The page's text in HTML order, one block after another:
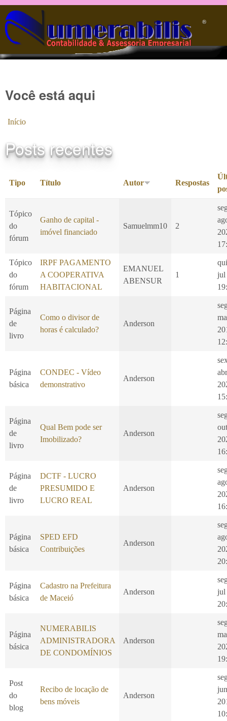
Pular para o conteúdo principal
®️
Você está aqui
Início
Posts recentes
Tipo Título Autor Respostas
Tópico
do
fórum
Ganho de capital -
imóvel financiado
Samuelmm10 2
Tópico
do
fórum
IRPF PAGAMENTO
A COOPERATIVA
HABITACIONAL
EMANUEL
ABENSUR
1
jul
Página
de
livro
Como o divisor de
horas é calculado?
Anderson
Página
básica
CONDEC - Vídeo
demonstrativo
Anderson
abr
Página
de
livro
Qual Bem pode ser
Imobilizado?
Anderson
out
Página
de
livro
DCTF - LUCRO
PRESUMIDO E
LUCRO REAL
Anderson
Página
básica
SPED EFD
Contribuições
Anderson
Página
básica
Cadastro na Prefeitura
de Maceió
Anderson
jul
Página
básica
NUMERABILIS
ADMINISTRADORA
DE CONDOMÍNIOS
Anderson
Post
do
blog
Recibo de locação de
bens móveis
Anderson
jun